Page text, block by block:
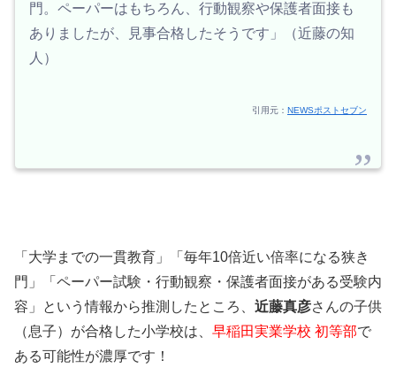
門。ペーパーはもちろん、行動観察や保護者面接も
ありましたが、見事合格したそうです」（近藤の知
人）
引用元： NEWSポストセブン
「大学までの一貫教育」「毎年10倍近い倍率になる狭き
門」「ペーパー試験・行動観察・保護者面接がある受験内
容」という情報から推測したところ、 近藤真彦さんの子供
（息子）が合格した小学校は、 早稲田実業学校 初等部で
ある可能性が濃厚です！